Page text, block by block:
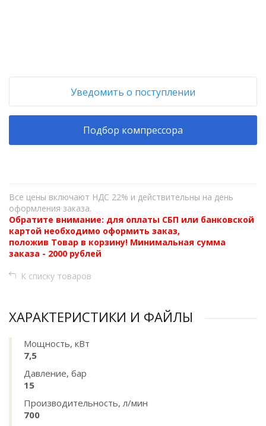
Уведомить о поступлении
Подбор компрессора
Все цены включают НДС 22% и действительны на день
оформления заказа.
Обратите внимание: для оплаты СБП или банковской
картой необходимо оформить заказ,
положив Товар в корзину! Минимальная сумма
заказа - 2000 рублей
К списку товаров
ХАРАКТЕРИСТИКИ И ФАЙЛЫ
Мощность, кВт
7,5
Давление, бар
15
Производительность, л/мин
700